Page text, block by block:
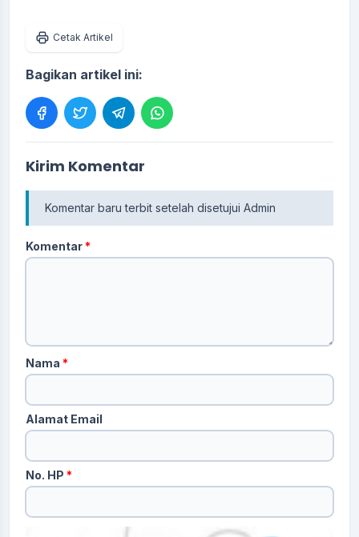
Cetak Artikel
Bagikan artikel ini:
Kirim Komentar
Komentar baru terbit setelah disetujui Admin
Komentar*
Nama *
Alamat Email
No. HP *